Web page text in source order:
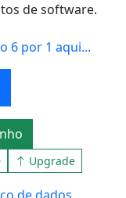
de software.
6 por 1 aqui...
Upgrade